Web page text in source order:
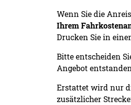
Wenn Sie die
Ihrem
Drucken Sie in
Bitte entscheiden
Angebot
Erstattet wird nur
zusätzlicher